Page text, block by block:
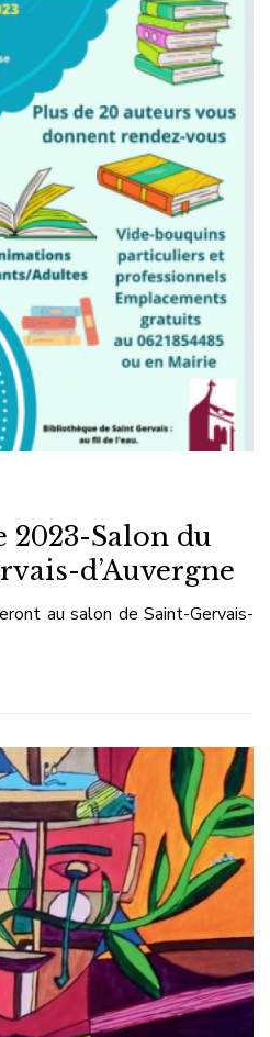
2023-Salon du
d’Auvergne
au salon de Saint-Gervais-